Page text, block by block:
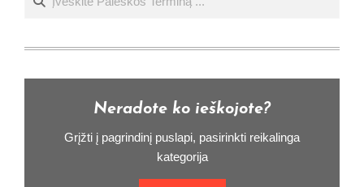
Neradote ko ieškojote?
Grįžti į pagrindinį puslapi, pasirinkti reikalinga
kategorija